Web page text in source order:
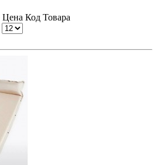
Цена Код Товара